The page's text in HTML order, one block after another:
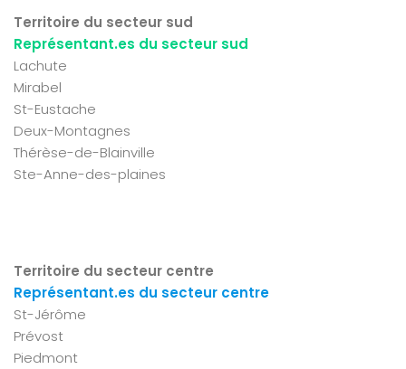
Territoire du secteur sud
Représentant.es du secteur sud
Lachute
Mirabel
St-Eustache
Deux-Montagnes
Thérèse-de-Blainville
Ste-Anne-des-plaines
Territoire du secteur centre
Représentant.es du secteur centre
St-Jérôme
Prévost
Piedmont